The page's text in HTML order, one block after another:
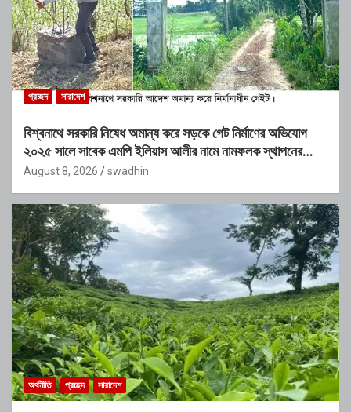
প্রচ্ছদ সারাদেশ
বিশ্বনাথে সরকারি নিষেধ অমান্য করে সড়কে গেট নির্মাণের অভিযোগ
২০২৫ সালে সাবেক এমপি ইলিয়াস আলীর নামে নামফলক স্থাপনের
অভিযোগ
August 8, 2026 swadhin
অর্থনীতি প্রচ্ছদ সারাদেশ